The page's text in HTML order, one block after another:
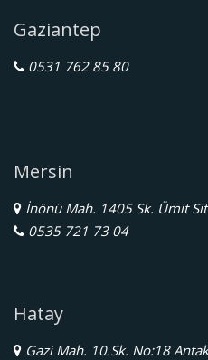
Gaziantep
0531 762 85 80
Mersin
İnönü Mah. 1405 Sk. Ümit
0535 721 73 04
Hatay
Gazi Mah. 10.Sk. No:18